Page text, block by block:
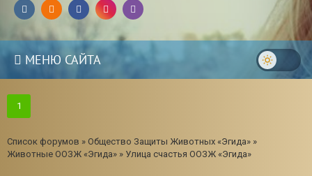
МЕНЮ САЙТА
1
Список форумов » Общество Защиты Животных «Эгида» »
Животные ООЗЖ «Эгида» » Улица счастья ООЗЖ «Эгида»